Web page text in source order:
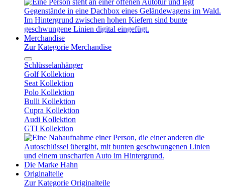
Merchandise
Zur Kategorie Merchandise
Schlüsselanhänger
Golf Kollektion
Seat Kollektion
Polo Kollektion
Bulli Kollektion
Cupra Kollektion
Audi Kollektion
GTI Kollektion
Die Marke Hahn
Originalteile
Zur Kategorie Originalteile